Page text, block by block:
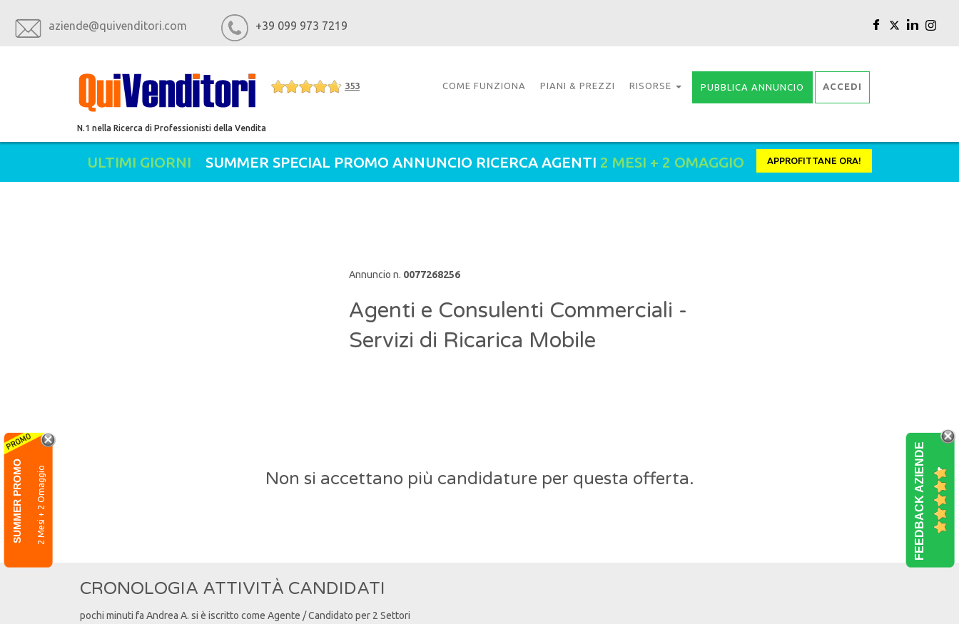
aziende@quivenditori.com +39 099 973 7219
353
N.1 nella Ricerca di Professionisti della Vendita
COME FUNZIONA PIANI & PREZZI RISORSE PUBBLICA ANNUNCIO ACCEDI
ULTIMI GIORNI SUMMER SPECIAL PROMO ANNUNCIO RICERCA AGENTI 2 MESI + 2 OMAGGIO APPROFITTANE ORA!
FEEDBACK AZIENDE
SUMMER PROMO 2 Mesi + 2 Omaggio
Annuncio n. 0077268256
Agenti e Consulenti Commerciali -
Servizi di Ricarica Mobile
Non si accettano più candidature per questa offerta.
CRONOLOGIA ATTIVITÀ CANDIDATI
pochi minuti fa Andrea A. si è iscritto come Agente / Candidato per 2 Settori